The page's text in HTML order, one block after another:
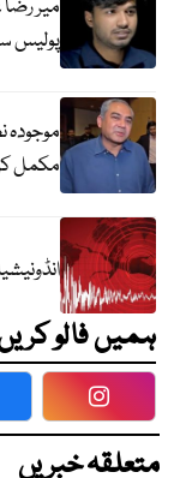
میر
پولیس
موجودہ
مکمل
ہمیں فالو
متعلقہ خبریں